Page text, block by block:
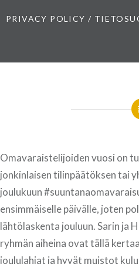
PRIVACY POLICY /
Omavaraistelijoiden vuosi on
jonkinlaisen tilinpäätöksen tai
joulukuun
ensimmäiselle päivälle, joten
lähtölaskenta jouluun. Sarin ja
ryhmän aiheina ovat tällä
joululahjat ja hyvät muistot